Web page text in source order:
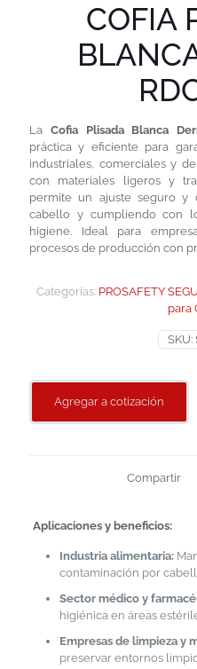
COFIA
La Cofia Plisada Blanca
práctica y eficiente para
industriales, comerciales y
con materiales ligeros y
permite un ajuste seguro y
cabello y cumpliendo con
higiene. Ideal para
procesos de producción con
SKU:
Categorías: PROSAFETY
para
Agregar a cotización
Compartir
Aplicaciones y beneficios:
Industria alimentaria:
contaminación por
Sector médico y
higiénica en áreas
Empresas de limpieza y
preservar entornos